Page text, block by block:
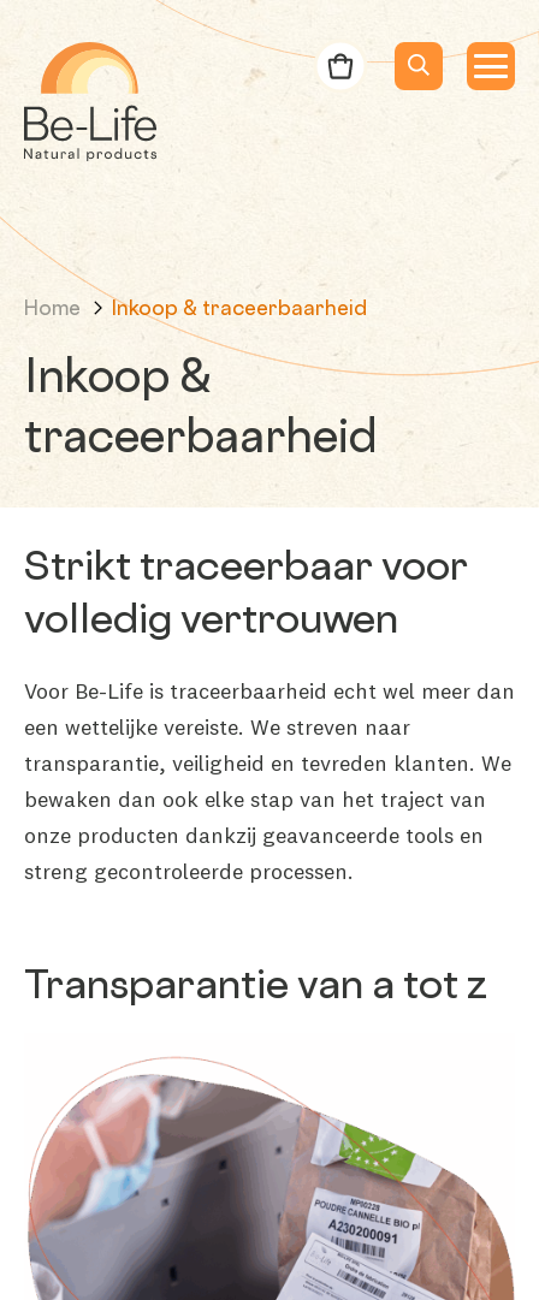
Menu
Menu
Zoekopdracht
Bestelbon
Home Inkoop & traceerbaarheid
Inkoop &
traceerbaarheid
Strikt traceerbaar voor
volledig vertrouwen
Voor Be-Life is traceerbaarheid echt wel meer dan
een wettelijke vereiste. We streven naar
transparantie, veiligheid en tevreden klanten. We
bewaken dan ook elke stap van het traject van
onze producten dankzij geavanceerde tools en
streng gecontroleerde processen.
Transparantie van a tot z